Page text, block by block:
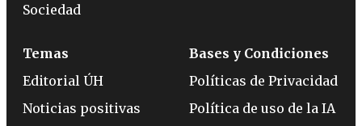
Sociedad
Temas
Editorial ÚH
Noticias positivas
Bases y Condiciones
Políticas de Privacidad
Política de uso de la IA